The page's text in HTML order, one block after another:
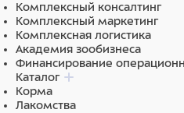
Комплексный консалтинг
Комплексный маркетинг
Комплексная логистика
Академия зообизнеса
Финансирование
Каталог
Корма
Лакомства